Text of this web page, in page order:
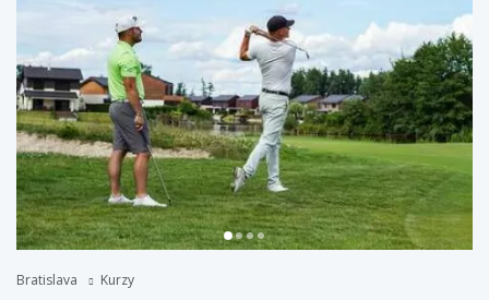
Bratislava Kurzy